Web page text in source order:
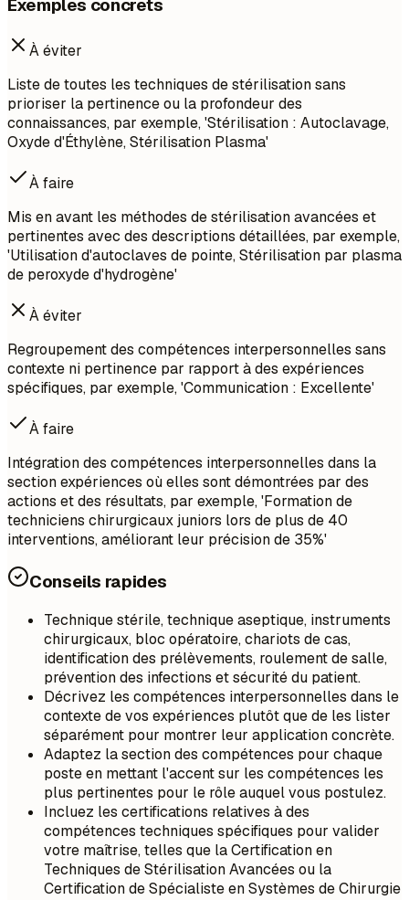
Exemples concrets
À éviter
Liste de toutes les techniques de stérilisation sans
prioriser la pertinence ou la profondeur des
connaissances, par exemple, 'Stérilisation : Autoclavage,
Oxyde d'Éthylène, Stérilisation Plasma'
À faire
Mis en avant les méthodes de stérilisation avancées et
pertinentes avec des descriptions détaillées, par exemple,
'Utilisation d'autoclaves de pointe, Stérilisation par plasma
de peroxyde d'hydrogène'
À éviter
Regroupement des compétences interpersonnelles sans
contexte ni pertinence par rapport à des expériences
spécifiques, par exemple, 'Communication : Excellente'
À faire
Intégration des compétences interpersonnelles dans la
section expériences où elles sont démontrées par des
actions et des résultats, par exemple, 'Formation de
techniciens chirurgicaux juniors lors de plus de 40
interventions, améliorant leur précision de 35%'
Conseils rapides
Technique stérile, technique aseptique, instruments
chirurgicaux, bloc opératoire, chariots de cas,
identification des prélèvements, roulement de salle,
prévention des infections et sécurité du patient.
Décrivez les compétences interpersonnelles dans le
contexte de vos expériences plutôt que de les lister
séparément pour montrer leur application concrète.
Adaptez la section des compétences pour chaque
poste en mettant l'accent sur les compétences les
plus pertinentes pour le rôle auquel vous postulez.
Incluez les certifications relatives à des
compétences techniques spécifiques pour valider
votre maîtrise, telles que la Certification en
Techniques de Stérilisation Avancées ou la
Certification de Spécialiste en Systèmes de Chirurgie